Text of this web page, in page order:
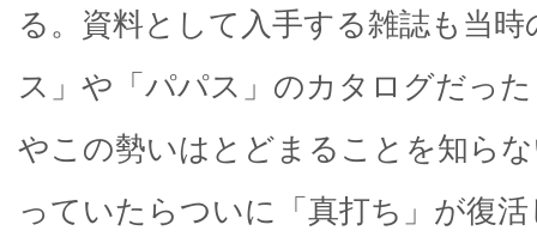
る。資料として入手する雑誌も当
ス」や「パパス」のカタログだっ
やこの勢いはとどまることを知ら
っていたらついに「真打ち」が復